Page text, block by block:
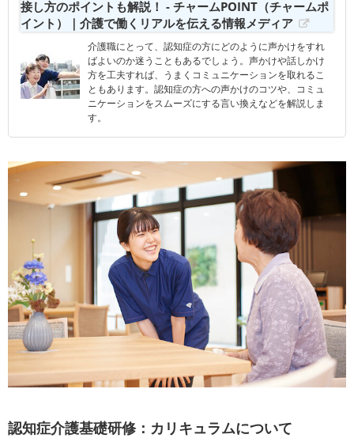
接し方のポイントも解説！ - チャームPOINT（チャームポ
イント）｜介護で働くリアルを伝える情報メディア
介護職にとって、認知症の方にどのように声かけをすれ
ばよいのか迷うこともあるでしょう。声かけや話しかけ
方を工夫すれば、うまくコミュニケーションを取れるこ
ともあります。認知症の方への声かけのコツや、コミュ
ニケーションをスムーズにする言い換えなどを解説しま
す。
認知症介護基礎研修：カリキュラムについて